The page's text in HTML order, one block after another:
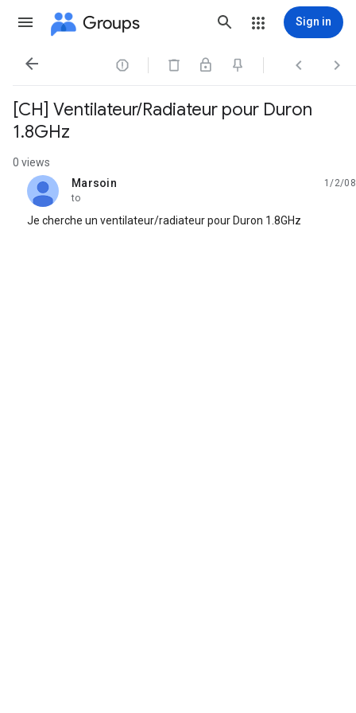
Groups Sign in
   
[CH] Ventilateur/Radiateur pour Duron
1.8GHz
0 views
Marsoin
unread,
1/2/08
to
Je cherche un ventilateur/radiateur pour Duron 1.8GHz